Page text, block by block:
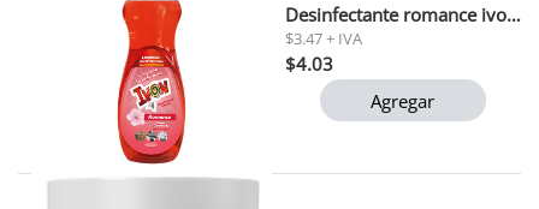
Desinfectante romance ivon 1 lt
$3.47 + IVA
$4.03
Agregar